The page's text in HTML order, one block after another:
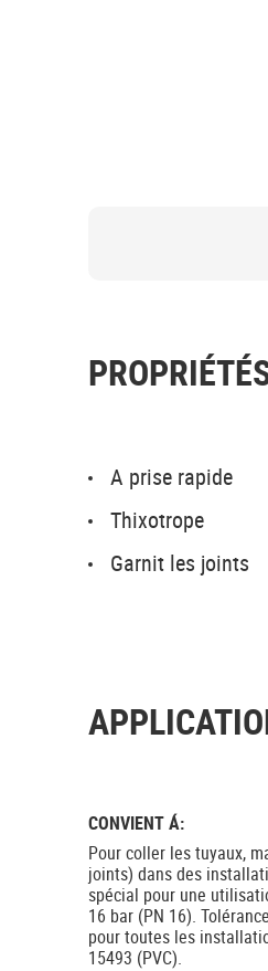
A prise rapide
Thixotrope
Garnit les joints
CONVIENT Á:
Pour coller les tuyaux,
joints) dans des
spécial pour une
16 bar (PN 16).
pour toutes les
15493 (PVC).